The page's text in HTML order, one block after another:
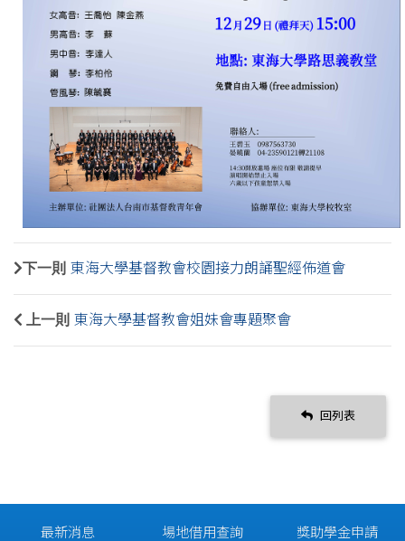
下一則 東海大學基督教會校園接力朗誦聖經佈道會
上一則 東海大學基督教會姐妹會專題聚會
回列表
最新消息 場地借用查詢 獎助學金申請